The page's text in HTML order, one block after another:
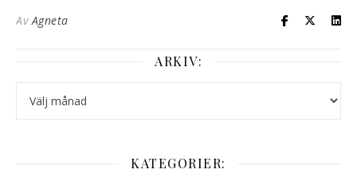
AvAgneta
ARKIV:
KATEGORIER: